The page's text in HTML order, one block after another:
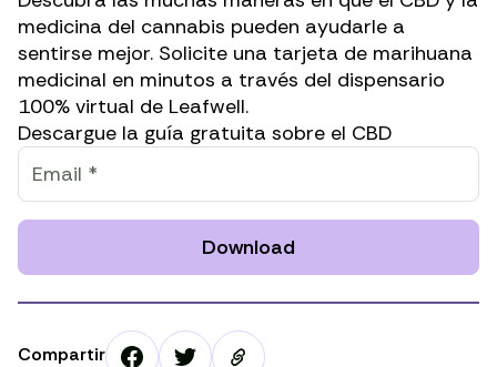
medicina del cannabis pueden ayudarle a
sentirse mejor. Solicite una tarjeta de marihuana
medicinal en minutos a través del dispensario
100% virtual de Leafwell.
Descargue la guía gratuita sobre el CBD
Download
Compartir